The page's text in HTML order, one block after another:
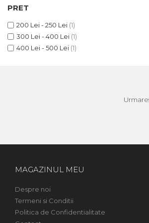
Încărcătoare
Polizoare de Banc
Polizoare Unghiulare
Rindele
PRET
200 Lei - 250 Lei (1)
300 Lei - 400 Lei (1)
400 Lei - 500 Lei (1)
MAGAZINUL MEU
Despre noi
Termeni si Conditii
Politica de Confidentialitate